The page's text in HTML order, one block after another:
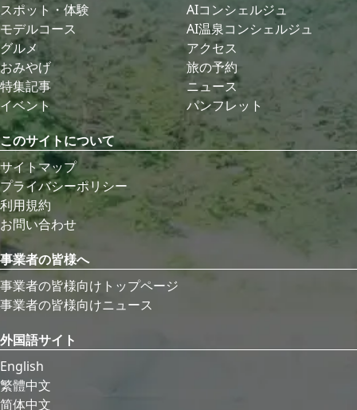
スポット・体験
モデルコース
グルメ
おみやげ
特集記事
イベント
AIコンシェルジュ
AI温泉コンシェルジュ
アクセス
旅の予約
ニュース
パンフレット
このサイトについて
サイトマップ
プライバシーポリシー
利用規約
お問い合わせ
事業者の皆様へ
事業者の皆様向けトップページ
事業者の皆様向けニュース
外国語サイト
English
繁體中文
简体中文